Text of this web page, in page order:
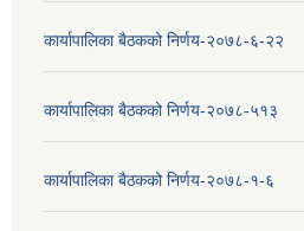
कार्यापालिका बैठकको निर्णय-२०७८-६-२२
कार्यापालिका बैठकको निर्णय-२०७८-५१३
कार्यापालिका बैठकको निर्णय-२०७८-१-६